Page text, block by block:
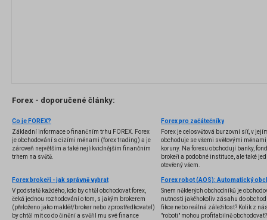
Forex - doporučené články:
Co je FOREX?
Základní informace o finančním trhu FOREX. Forex
je obchodování s cizími měnami (forex trading) a je
zároveň největším a také nejlikvidnějším finančním
trhem na světě.
Forex pro začátečníky
Forex je celosvětová burzovní síť, v
obchoduje se všemi světovými
koruny. Na forexu obchodují banky,
brokeři a podobné instituce, ale také
otevřený všem.
Forex brokeři - jak správně vybrat
V podstatě každého, kdo by chtěl obchodovat forex,
čeká jednou rozhodování o tom, s jakým brokerem
(přeloženo jako makléř/broker nebo zprostředkovatel)
by chtěl mít co do činění a svěřil mu své finance
Snem některých obchodníků je
nutnosti jakéhokoliv zásahu do
fikce nebo reálná záležitost? Kolik z
"roboti" mohou profitabilně